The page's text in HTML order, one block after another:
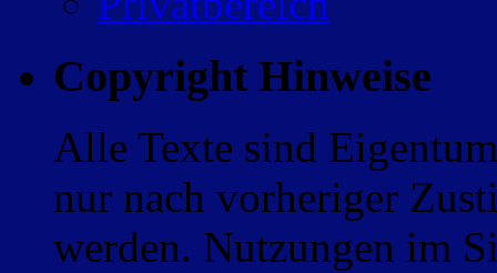
Copyright Hinweise
Alle Texte sind
nur nach vorheriger
werden. Nutzungen im